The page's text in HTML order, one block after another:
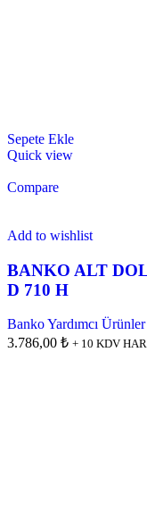
Sepete Ekle
Quick view
Compare
Add to wishlist
BANKO ALT
D 710 H
Banko Yardımcı Ürünler
3.786,00 ₺ + 10 KDV